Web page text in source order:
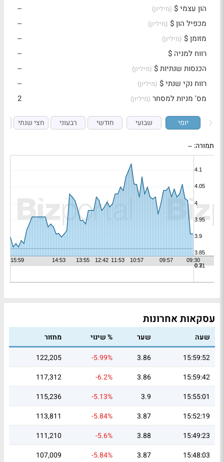
הון עצמי $ (מיליון)
--
מכפיל הון $ (מיליון)
--
מזומן $ (מיליון)
--
רווח למניה $
--
הכנסות שנתיות $ (מיליון)
--
רווח נקי שנתי $ (מיליון)
--
מס' מניות למסחר (מיליון) 2
יומי שבועי חודשי רבעוני חצי שנתי
תמורה: --
עסקאות אחרונות
שעה שער % שינוי
מחזור
15:59:52
3.86
-5.99%
122,205
15:59:42
3.86
-6.2%
117,312
15:55:01
3.9
-5.13%
115,236
15:52:19
3.87
-5.84%
113,811
15:49:23
3.88
-5.6%
111,210
15:48:03
3.87
-5.84%
107,009